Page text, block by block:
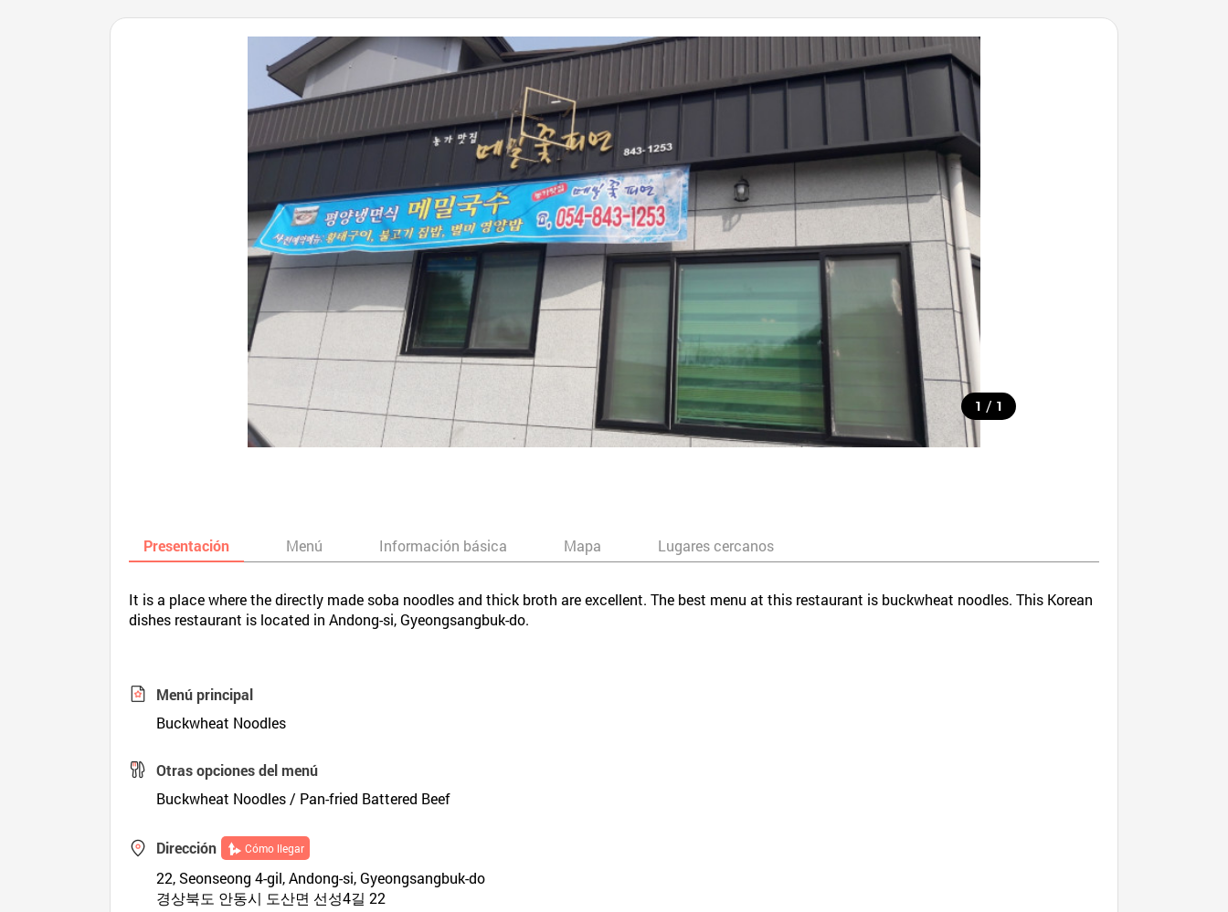
1 / 1
Presentación Menú Información básica Mapa Lugares cercanos
It is a place where the directly made soba noodles and thick broth are excellent. The best menu at this restaurant is buckwheat noodles. This Korean
dishes restaurant is located in Andong-si, Gyeongsangbuk-do.
Menú principal
Buckwheat Noodles
Otras opciones del menú
Buckwheat Noodles / Pan-fried Battered Beef
Dirección Cómo llegar
22, Seonseong 4-gil, Andong-si, Gyeongsangbuk-do
경상북도 안동시 도산면 선성4길 22